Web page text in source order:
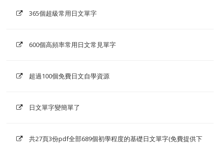
365個超級常用日文單字
600個高頻率常用日文常見單字
超過100個免費日文自學資源
日文單字變簡單了
共27頁3份pdf全部689個初學程度的基礎日文單字(免費提供下